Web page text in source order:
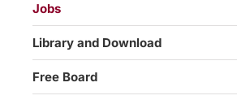
Jobs
Library and Download
Free Board